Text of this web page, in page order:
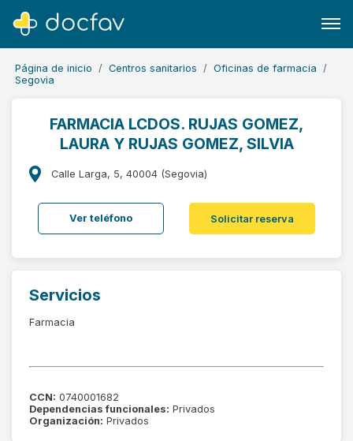
Buscar
Software para clínicas
Soporte
¿Eres un doctor?
Página de inicio Centros sanitarios
Oficinas de farmacia
Segovia
FARMACIA LCDOS. RUJAS GOMEZ,
LAURA Y RUJAS GOMEZ, SILVIA
Calle Larga, 5, 40004 (Segovia)
Ver teléfono Solicitar reserva
Servicios
Farmacia
CCN: 0740001682
Dependencias funcionales: Privados
Organización: Privados